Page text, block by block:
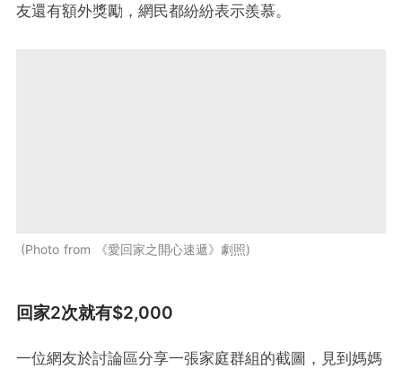
友還有額外獎勵，網民都紛紛表示羨慕。
Photo from 《愛回家之開心速遞》劇照
回家2次就有$2,000
一位網友於討論區分享一張家庭群組的截圖，見到媽媽